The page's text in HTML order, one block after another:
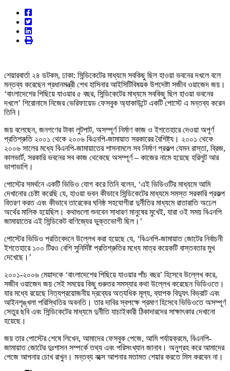
শেয়ারবার্তা ২৪ ডটকম, ঢাকা: সিন্ডিকেটের মাধ্যমে সবকিছু ছিল হাওয়া ভবনের দখলে বলে
মন্তব্য করেছেন প্রধানমন্ত্রী শেখ হাসিনার আইসিটিবিষয়ক উপদেষ্টা সজীব ওয়াজেদ জয়।
‘বাংলাদেশের পিছিয়ে যাওয়ার ৫ বছর, সিন্ডিকেটের মাধ্যমে সবকিছু ছিল হাওয়া ভবনের
দখলে’ শিরোনামে নিজের ভেরিফায়েড ফেসবুক অ্যাকাউন্টে একটি পোস্টে এ মন্তব্য করেন
তিনি।
জয় বলেছেন, ‌জনগণের টাকা লুটপাট, অসম্পূর্ণ নির্মাণ কাজ ও ইশতেহারে দেওয়া অপূর্ণ
প্রতিশ্রুতি ২০০১ থেকে ২০০৬ বিএনপি-জামায়াত সরকারের বৈশিষ্ট্য। ২০০১ থেকে
২০০৬ সালের মধ্যে বিএনপি-জামায়াতের শাসনামলে সব নির্মাণ প্রকল্প যেমন রাস্তা, ব্রিজ,
কালভার্ট, সরকারি ভবনের সব কাজ থেকেছে অসম্পূর্ণ – কাজের নামে হয়েছে হরিলুট আর
ভাগাভাগি।
পোস্টের সমর্থনে একটি ভিডিও যোগ করে তিনি বলেন, ‘এই ভিডিওটির মাধ্যমে আমি
দেখানোর চেষ্টা করেছি যে, হাওয়া ভবন কীভাবে সিন্ডিকেটের মাধ্যমে সমস্ত সরকারি প্রকল্প
বিতরণ করত এবং কীভাবে তারেকের ঘনিষ্ঠ সহযোগীরা দুর্নীতির মাধ্যমে রাতারাতি অঢেল
অর্থের মালিক হয়েছিল। কথাগুলো শুনবেন সাধারণ মানুষের মুখেই, যারা ওই সময় বিএনপি
জামায়াতের এই সিন্ডিকেট বাণিজ্যের ভুক্তভোগী ছিল।’
পোস্টের ভিডিও প্রতিবেদনে উল্লেখ করা হয়েছে যে, ‘বিএনপি-জামায়াত জোটের নির্বাচনী
ইশতেহারে ১০০ টিরও বেশি সুনির্দিষ্ট প্রতিশ্রুতির মধ্যে মাত্র কয়েকটি বাস্তবতার মুখ
দেখেছে।’
২০০১-২০০৬ মেয়াদকে ‘বাংলাদেশের পিছিয়ে যাওয়ার পাঁচ বছর’ হিসেবে উল্লেখ করে,
সজীব ওয়াজেদ জয় সেই সময়ের কিছু গুরুতর সমস্যার কথা উল্লেখ করেছেন ভিডিওতে।
যার মধ্যে রয়েছে নিত্যপ্রয়োজনীয় দ্রব্যের অত্যধিক মূল্য, ব্যাপক বিদ্যুৎ বিভ্রাট এবং
আইনশৃঙ্খলা পরিস্থিতির অবনতি। তার দাবির স্বপক্ষে প্রমাণ হিসেবে ভিডিওতে অসম্পূর্ণ
সেতুর ছবি এবং সিন্ডিকেটের মাধ্যমে দুর্নীতি যাচাইকারী ঠিকাদারদের সাক্ষাৎকার দেখানো
হয়েছে।
জয় তার পোস্টের শেষে লিখেন, আমাদের ফেসবুক পেজে, আমি পর্যায়ক্রমে, বিএনপি-
জামায়াত জোটের দুঃশাসন সম্পর্কে তথ্য এবং পরিসংখ্যান জানাব। অনুগ্রহ করে আমাদের
পেজে আপনার চোখ রাখুন। মন্তব্য বক্সে আপনার মতামত শেয়ার করতে মিস করবেন না।